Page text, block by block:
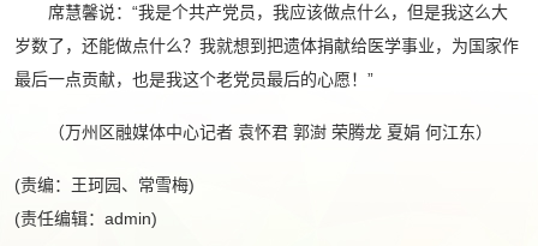
席慧馨说：“我是个共产党员，我应该做点什么，但是我这么大
岁数了，还能做点什么？我就想到把遗体捐献给医学事业，为国家作
最后一点贡献，也是我这个老党员最后的心愿！”
（万州区融媒体中心记者 袁怀君 郭澍 荣腾龙 夏娟 何江东）
(责编：王珂园、常雪梅)
(责任编辑：admin)